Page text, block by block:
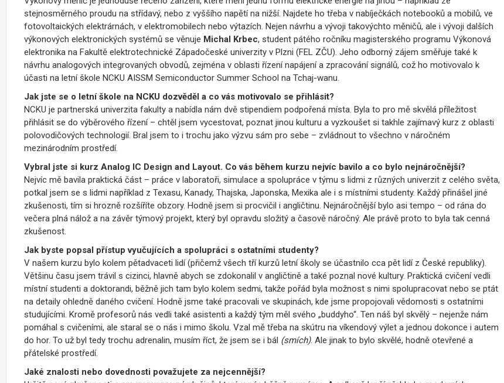
stejnosměrného proudu na střídavý, nebo z vyššího napětí na nižší. Najdete ho třeba v nabíječkách notebooků a mobilů, ve
fotovoltaických elektrárnách, v elektromobilech nebo výtazích. Nejen návrhu a vývoji takovýchto měničů, ale i vývoji dalších
výkonových elektronických systémů se věnuje Michal Krbec, student pátého ročníku magisterského programu Výkonová
elektronika na Fakultě elektrotechnické Západočeské univerzity v Plzni (FEL ZČU). Jeho odborný zájem směřuje také k
návrhu analogových integrovaných obvodů, zejména v oblasti řízení napájení a zpracování signálů, což ho motivovalo k
účasti na letní škole NCKU AISSM Semiconductor Summer School na Tchaj-wanu.
Jak jste se o letní škole na NCKU dozvěděl a co vás motivovalo se přihlásit?
NCKU je partnerská univerzita fakulty a nabídla nám dvě stipendiem podpořená místa. Byla to pro mě skvělá příležitost
přihlásit se do výběrového řízení – chtěl jsem vycestovat, poznat jinou kulturu a vyzkoušet si takhle zajímavý kurz z oblasti
polovodičových technologií. Bral jsem to i trochu jako výzvu sám pro sebe – zvládnout to všechno v náročném
mezinárodním prostředí.
Vybral jste si kurz Analog IC Design and Layout. Co vás během kurzu nejvíc bavilo a co bylo nejnáročnější?
Nejvíc mě bavila praktická část – práce v laboratoři, simulace a spolupráce v týmu s lidmi z různých univerzit z celého světa,
potkal jsem se s lidmi například z Texasu, Kanady, Thajska, Japonska, Mexika ale i s místními studenty. Každý přinášel jiné
zkušenosti, tím si hrozně rozšíříte obzory. Hodně jsem si procvičil i angličtinu. Nejnáročnější bylo asi tempo – od rána do
večera plná nálož a na závěr týmový projekt, který byl opravdu složitý a časově náročný. Ale právě proto to byla tak cenná
zkušenost.
Jak byste popsal přístup vyučujících a spolupráci s ostatními studenty?
V našem kurzu bylo kolem pětadvaceti lidí (přičemž všech tří kurzů letní školy se účastnilo cca pět lidí z České republiky).
Většinu času jsem trávil s cizinci, hlavně abych se zdokonalil v angličtině a také poznal nové kultury. Praktická cvičení vedli
místní studenti a doktorandi, běžně jich tam bylo kolem sedmi, takže pořád byla možnost s nimi spolupracovat nebo se ptát
na detaily ohledně daného cvičení. Hodně jsme také pracovali ve skupinách, kde jsme propojovali vědomosti s ostatními
studujícími. Kromě profesorů nás vedli také asistenti a každý tým měl svého „buddyho“. Ten náš byl skvělý – nejenže nám
pomáhal s cvičeními, ale staral se o nás i mimo školu. Vzal mě třeba na skútru na víkendový výlet a jednou dokonce i autem
do hor. To už byl tedy trochu adrenalin, musím říct, že jsem se i bál (smích). Ale jinak to bylo skvělé, hodně otevřené a
přátelské prostředí.
Jaké znalosti nebo dovednosti považujete za nejcennější?